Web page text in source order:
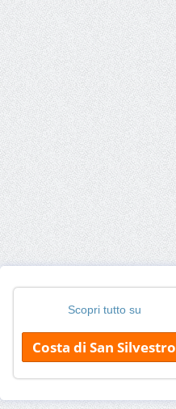
Scopri tutto su
Costa di San Silvestro